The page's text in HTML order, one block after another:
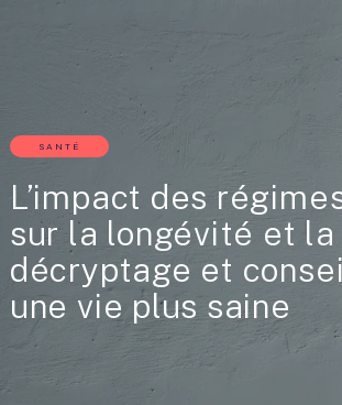
SANTÉ
L’impact des
sur la longévité et la
décryptage et
une vie plus saine